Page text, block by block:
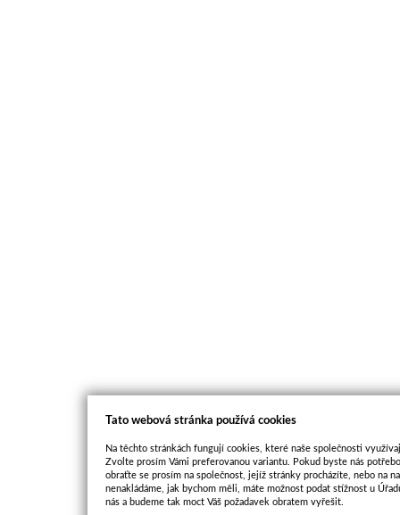
Tato webová stránka používá cookies
Na těchto stránkách fungují cookies, které naše společnosti
Zvolte prosím Vámi preferovanou variantu. Pokud byste nás
obraťte se prosím na společnost, jejíž stránky procházíte, nebo na
nenakládáme, jak bychom měli, máte možnost podat stížnost u
nás a budeme tak moct Váš požadavek obratem vyřešit.